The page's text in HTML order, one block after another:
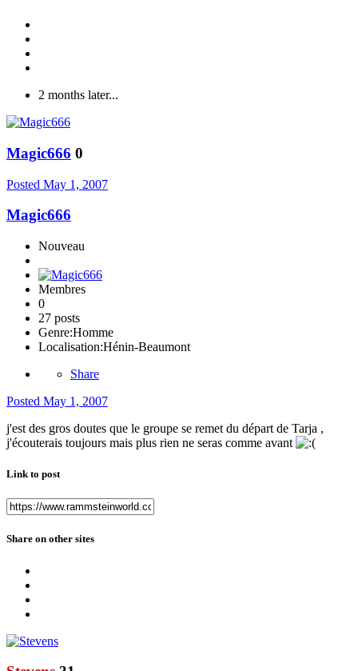
2 months later...
Magic666 0
Posted May 1, 2007
Magic666
Nouveau
Membres
0
27 posts
Genre:Homme
Localisation:Hénin-Beaumont
Share
Posted May 1, 2007
j'est des gros doutes que le groupe se remet du départ de Tarja ,
j'écouterais toujours mais plus rien ne seras comme avant
Link to post
Share on other sites